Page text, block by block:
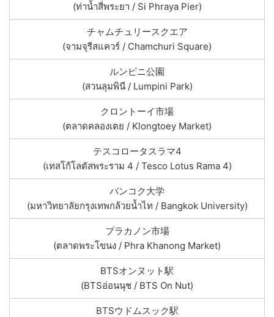
(ท่าน้ำสี่พระยา / Si Phraya Pier)
チャムチュリースクエア
(จามจุรีสแควร์ / Chamchuri Square)
ルンピニ公園
(สวนลุมพินี / Lumpini Park)
クロントーイ市場
(ตลาดคลองเตย / Klongtoey Market)
テスコロータスラマ4
(เทสโก้โลตัสพระราม 4 / Tesco Lotus Rama 4)
バンコク大学
(มหาวิทยาลัยกรุงเทพกล้วยน้ำไท / Bangkok University)
プラカノン市場
(ตลาดพระโขนง / Phra Khanong Market)
BTSオンヌット駅
(BTSอ่อนนุช / BTS On Nut)
BTSウドムスック駅